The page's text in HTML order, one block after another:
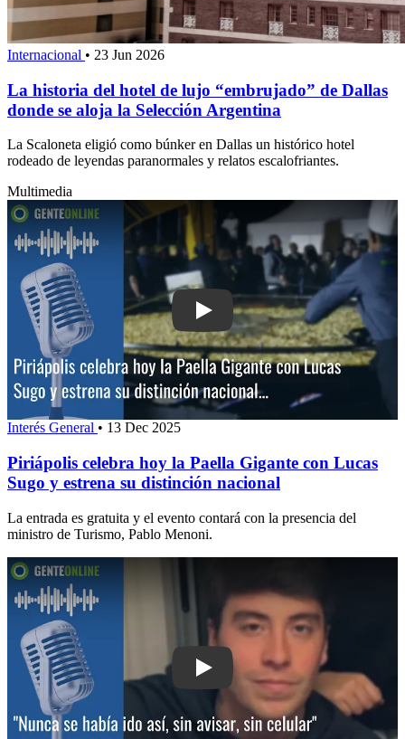
Internacional • 23 Jun 2026
La historia del hotel de lujo “embrujado” de Dallas
donde se aloja la Selección Argentina
La Scaloneta eligió como búnker en Dallas un histórico hotel
rodeado de leyendas paranormales y relatos escalofriantes.
Multimedia
Play: Piriápolis celebra hoy la Paella
Interés General • 13 Dec 2025
Piriápolis celebra hoy la Paella Gigante con Lucas
Sugo y estrena su distinción nacional
La entrada es gratuita y el evento contará con la presencia del
ministro de Turismo, Pablo Menoni.
Play: "Nunca se había ido así, sin